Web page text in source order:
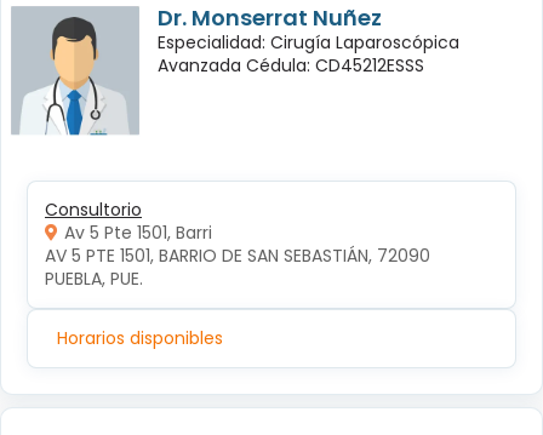
Dr. Monserrat Nuñez
Especialidad: Cirugía Laparoscópica
Avanzada Cédula: CD45212ESSS
Consultorio
Av 5 Pte 1501, Barri
AV 5 PTE 1501, BARRIO DE SAN SEBASTIÁN, 72090
PUEBLA, PUE.
Horarios disponibles